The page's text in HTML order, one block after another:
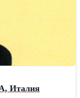
Италия